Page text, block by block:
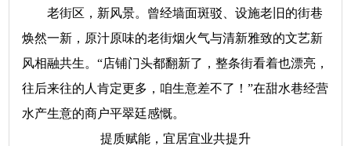
老街区，新风景。曾经墙面斑驳、设施老旧的街巷
焕然一新，原汁原味的老街烟火气与清新雅致的文艺新
风相融共生。“店铺门头都翻新了，整条街看着也漂亮，
往后来往的人肯定更多，咱生意差不了！”在甜水巷经营
水产生意的商户平翠廷感慨。
提质赋能，宜居宜业共提升